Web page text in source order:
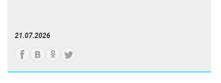
21.07.2026